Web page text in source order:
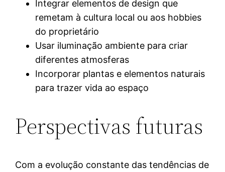
Integrar elementos de design que
remetam à cultura local ou aos hobbies
do proprietário
Usar iluminação ambiente para criar
diferentes atmosferas
Incorporar plantas e elementos naturais
para trazer vida ao espaço
Perspectivas futuras
Com a evolução constante das tendências de